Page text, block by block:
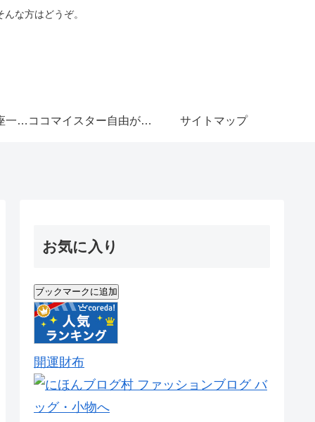
な方はどうぞ。
ココマイスター銀座一丁目店 ココマイスター自由が丘店 サイトマップ
お気に入り
開運財布